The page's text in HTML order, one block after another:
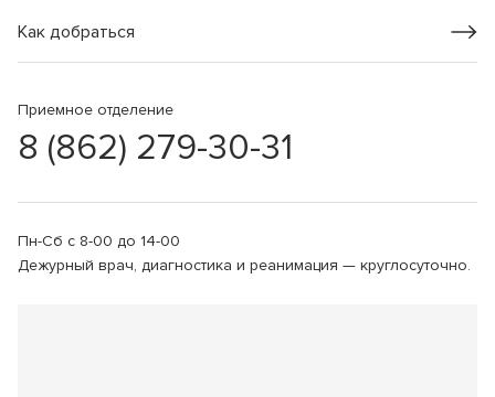
Как добраться
Приемное отделение
8 (862) 279-30-31
Пн-Сб с 8-00 до 14-00
Дежурный врач, диагностика и реанимация — круглосуточно.